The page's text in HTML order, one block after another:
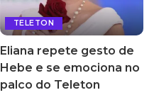
TELETON
Eliana repete gesto de
Hebe e se emociona no
palco do Teleton